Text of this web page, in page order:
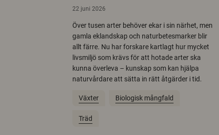
22 juni 2026
Över tusen arter behöver ekar i sin närhet, men
gamla eklandskap och naturbetesmarker blir
allt färre. Nu har forskare kartlagt hur mycket
livsmiljö som krävs för att hotade arter ska
kunna överleva – kunskap som kan hjälpa
naturvårdare att sätta in rätt åtgärder i tid.
Växter Biologisk mångfald
Träd